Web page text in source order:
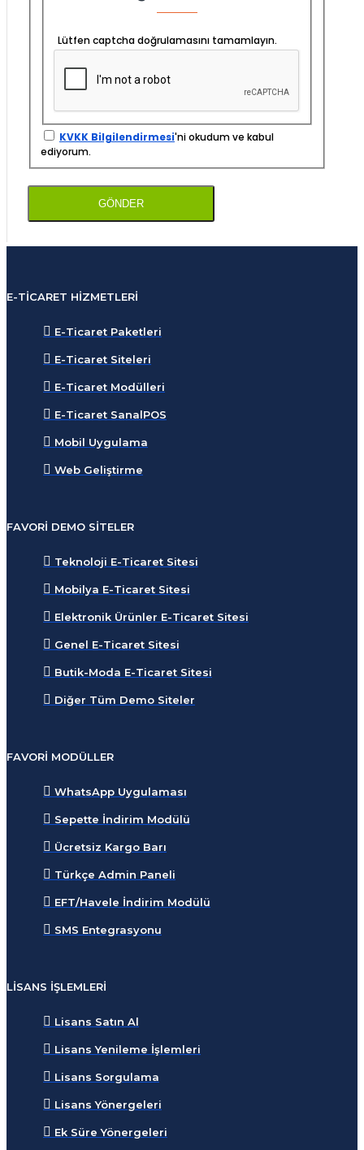
Lütfen captcha doğrulamasını tamamlayın.
KVKK Bilgilendirmesi'ni okudum ve kabul
ediyorum.
GÖNDER
E-TICARET HIZMETLERI
E-Ticaret Paketleri
E-Ticaret Siteleri
E-Ticaret Modülleri
E-Ticaret SanalPOS
Mobil Uygulama
Web Geliştirme
FAVORI DEMO SITELER
Teknoloji E-Ticaret Sitesi
Mobilya E-Ticaret Sitesi
Elektronik Ürünler E-Ticaret Sitesi
Genel E-Ticaret Sitesi
Butik-Moda E-Ticaret Sitesi
Diğer Tüm Demo Siteler
FAVORI MODÜLLER
WhatsApp Uygulaması
Sepette İndirim Modülü
Ücretsiz Kargo Barı
Türkçe Admin Paneli
EFT/Havele İndirim Modülü
SMS Entegrasyonu
LISANS İŞLEMLERI
Lisans Satın Al
Lisans Yenileme İşlemleri
Lisans Sorgulama
Lisans Yönergeleri
Ek Süre Yönergeleri